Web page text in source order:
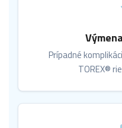
Prípadné
TOREX®